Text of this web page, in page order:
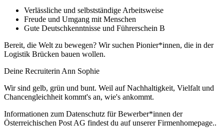
Verlässliche und selbstständige Arbeitsweise
Freude und Umgang mit Menschen
Gute Deutschkenntnisse und Führerschein B
Bereit, die Welt zu bewegen? Wir suchen Pionier*innen, die in der
Logistik Brücken bauen wollen.
Deine Recruiterin Ann Sophie
Wir sind gelb, grün und bunt. Weil auf Nachhaltigkeit, Vielfalt und
Chancengleichheit kommt's an, wie's ankommt.
Informationen zum Datenschutz für Bewerber*innen der
Österreichischen Post AG findest du auf unserer Firmenhomepage..